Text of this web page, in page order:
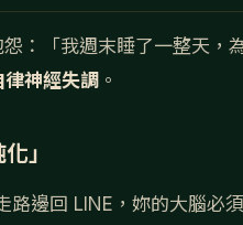
：「我週末睡了一整天，
律神經失調 。
」
路邊回 LINE，妳的大腦必